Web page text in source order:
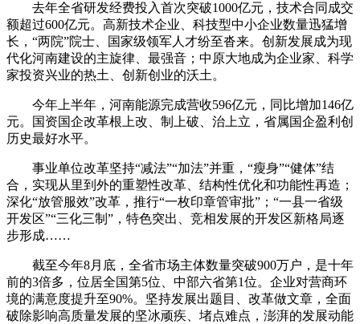
去年全省研发经费投入首次突破1000亿元，技术合同成交
额超过600亿元。高新技术企业、科技型中小企业数量迅猛增
长，“两院”院士、国家级领军人才纷至沓来。创新发展成为现
代化河南建设的主旋律、最强音；中原大地成为企业家、科学
家投资兴业的热土、创新创业的沃土。
今年上半年，河南能源完成营收596亿元，同比增加146亿
元。国资国企改革根上改、制上破、治上立，省属国企盈利创
历史最好水平。
事业单位改革坚持“减法”“加法”并重，“瘦身”“健体”结
合，实现从里到外的重塑性改革、结构性优化和功能性再造；
深化“放管服效”改革，推行“一枚印章管审批”；“一县一省级
开发区”“三化三制”，特色突出、竞相发展的开发区新格局逐
步形成……
截至今年8月底，全省市场主体数量突破900万户，是十年
前的3倍多，位居全国第5位、中部六省第1位。企业对营商环
境的满意度提升至90%。坚持发展出题目、改革做文章，全面
破除影响高质量发展的坚冰顽疾、堵点难点，澎湃的发展动能